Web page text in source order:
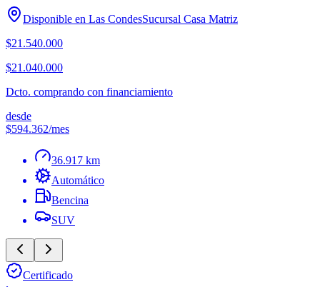
Disponible en Las CondesSucursal Casa Matriz
$21.540.000
$21.040.000
Dcto. comprando con financiamiento
desde
$594.362/mes
36.917 km
Automático
Bencina
SUV
Certificado